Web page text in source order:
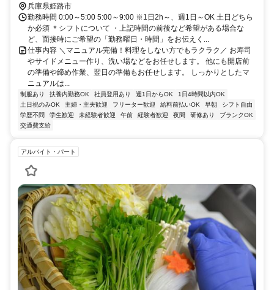
兵庫県姫路市
勤務時間 0:00～5:00 5:00～9:00 ※1日2h～、週1日～OK 土日どちら
か必須 ＊シフトについて ・上記時間の前後など希望がある場合な
ど、面接時にご希望の「勤務曜日・時間」をお伝えく...
仕事内容 ＼マニュアル完備！料理をしない方でもラクラク／ お寿司
やサイドメニュー作り、洗い場などをお任せします。 他にも開店前
の準備や締め作業、翌日の準備もお任せします。 しっかりとしたマ
ニュアルは...
制服あり 扶養内勤務OK 社員登用あり 週1日からOK
1日4時間以内OK
土日祝のみOK
主婦・主夫歓迎 フリーター歓迎 給料前払いOK 早朝
シフト自由
学歴不問
学生歓迎 未経験者歓迎 午前 経験者歓迎 夜間 研修あり
ブランクOK
交通費支給
アルバイト・パート